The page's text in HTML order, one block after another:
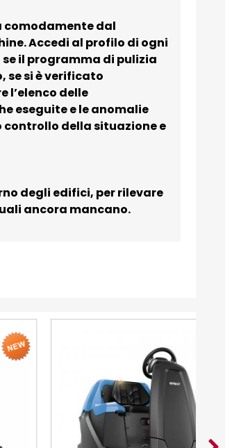
comodamente dal
Accedi al profilo di ogni
il programma di pulizia
se si è verificato
l’elenco delle
eseguite e le anomalie
controllo della situazione e
degli edifici, per rilevare
ancora mancano.